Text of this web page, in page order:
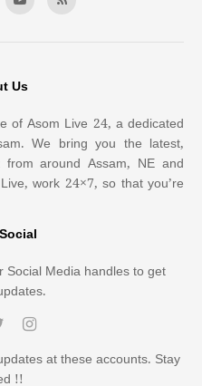
Us
of Asom Live 24, a dedicated
We bring you the latest,
from around Assam, NE and
work 24×7, so that you’re
Social Media handles to get
at these accounts. Stay
!!